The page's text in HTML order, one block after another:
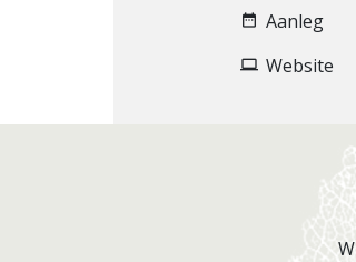
Aanleg
Website